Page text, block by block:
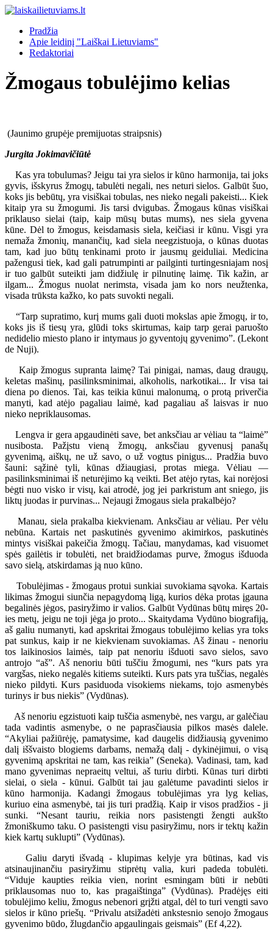
Pradžia
Apie leidinį "Laiškai Lietuviams"
Redaktoriai
Žmogaus tobulėjimo kelias
(Jaunimo grupėje premijuotas straipsnis)
Jurgita Jokimavičiūtė
Kas yra tobulumas? Jeigu tai yra sielos ir kūno harmonija, tai joks
gyvis, išskyrus žmogų, tabulėti negali, nes neturi sielos. Galbūt šuo,
koks jis bebūtų, yra visiškai tobulas, nes nieko negali pakeisti... Kiek
kitaip yra su žmogumi. Jis tarsi dvigubas. Žmogaus kūnas visiškai
priklauso sielai (taip, kaip mūsų butas mums), nes siela gyvena
kūne. Dėl to žmogus, keisdamasis siela, keičiasi ir kūnu. Visgi yra
nemaža žmonių, manančių, kad siela neegzistuoja, o kūnas duotas
tam, kad juo būtų tenkinami proto ir jausmų geiduliai. Medicina
pažengusi tiek, kad gali patrumpinti ar pailginti turtingesniajam nosį
ir tuo galbūt suteikti jam didžiulę ir pilnutinę laimę. Tik kažin, ar
ilgam... Žmogus nuolat nerimsta, visada jam ko nors neužtenka,
visada trūksta kažko, ko pats suvokti negali.
“Tarp supratimo, kurį mums gali duoti mokslas apie žmogų, ir to,
koks jis iš tiesų yra, glūdi toks skirtumas, kaip tarp gerai paruošto
nedidelio miesto plano ir intymaus jo gyventojų gyvenimo”. (Lekont
de Nuji).
Kaip žmogus supranta laimę? Tai pinigai, namas, daug draugų,
keletas mašinų, pasilinksminimai, alkoholis, narkotikai... Ir visa tai
diena po dienos. Tai, kas teikia kūnui malonumą, o protą priverčia
manyti, kad atėjo pagaliau laimė, kad pagaliau aš laisvas ir nuo
nieko nepriklausomas.
Lengva ir gera apgaudinėti save, bet anksčiau ar vėliau ta “laimė”
nusibosta. Pažįstu vieną žmogų, anksčiau gyvenusį panašų
gyvenimą, aiškų, ne už savo, o už vogtus pinigus... Pradžia buvo
šauni: sąžinė tyli, kūnas džiaugiasi, protas miega. Vėliau —
pasilinksminimai iš neturėjimo ką veikti. Bet atėjo rytas, kai norėjosi
bėgti nuo visko ir visų, kai atrodė, jog jei parkristum ant sniego, jis
liktų juodas ir purvinas... Nejaugi žmogaus siela prakalbėjo?
Manau, siela prakalba kiekvienam. Anksčiau ar vėliau. Per vėlu
nebūna. Kartais net paskutinės gyvenimo akimirkos, paskutinės
mintys visiškai pakeičia žmogų. Tačiau, manydamas, kad visuomet
spės gailėtis ir tobulėti, net braidžiodamas purve, žmogus išduoda
savo sielą, atskirdamas ją nuo kūno.
Tobulėjimas - žmogaus protui sunkiai suvokiama sąvoka. Kartais
likimas žmogui siunčia nepagydomą ligą, kurios dėka protas įgauna
begalinės jėgos, pasiryžimo ir valios. Galbūt Vydūnas būtų miręs 20-
ies metų, jeigu ne toji jėga jo proto... Skaitydama Vydūno biografiją,
aš galiu numanyti, kad apskritai žmogaus tobulėjimo kelias yra toks
pat sunkus, kaip ir ne kiekvienam suvokiamas. Aš žinau - nenoriu
tos laikinosios laimės, taip pat nenoriu išduoti savo sielos, savo
antrojo “aš”. Aš nenoriu būti tuščiu žmogumi, nes “kurs pats yra
vargšas, nieko negalės kitiems suteikti. Kurs pats yra tuščias, negalės
nieko pildyti. Kurs pasiduoda visokiems niekams, tojo asmenybės
turinys ir bus niekis” (Vydūnas).
Aš nenoriu egzistuoti kaip tuščia asmenybė, nes vargu, ar galėčiau
tada vadintis asmenybe, o ne paprasčiausia pilkos masės dalele.
“Akyliai pažiūrėję, pamatysime, kad daugelis didžiausią gyvenimo
dalį iššvaisto blogiems darbams, nemažą dalį - dykinėjimui, o visą
gyvenimą apskritai ne tam, kas reikia” (Seneka). Vadinasi, tam, kad
mano gyvenimas nepraeitų veltui, aš turiu dirbti. Kūnas turi dirbti
sielai, o siela - kūnui. Galbūt tai jau galėtume pavadinti sielos ir
kūno harmonija. Kadangi žmogaus tobulėjimas yra lyg kelias,
kuriuo eina asmenybė, tai jis turi pradžią. Kaip ir visos pradžios - ji
sunki. “Nesant tauriu, reikia nors pasistengti žengti aukšto
žmoniškumo taku. O pasistengti visu pasiryžimu, nors ir tektų kažin
kiek kartų suklupti” (Vydūnas).
Galiu daryti išvadą - klupimas kelyje yra būtinas, kad vis
atsinaujinančiu pasiryžimu stiprėtų valia, kuri padeda tobulėti.
“Viduje kaupties reikia vien, norint esmingam būti ir nebūti
priklausomas nuo to, kas pragaištinga” (Vydūnas). Pradėjęs eiti
tobulėjimo keliu, žmogus nebenori grįžti atgal, dėl to turi vengti savo
sielos ir kūno priešų. “Privalu atsižadėti ankstesnio senojo žmogaus
gyvenimo būdo, žlugdančio apgaulingais geismais” (Ef 4,22).